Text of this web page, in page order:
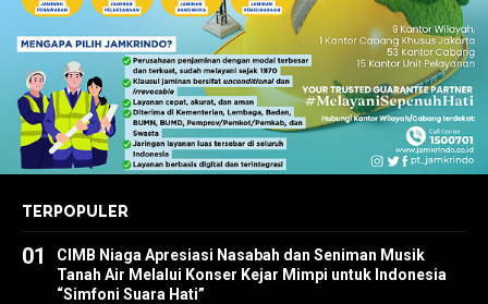
TERPOPULER
01
CIMB Niaga Apresiasi Nasabah dan Seniman Musik
Tanah Air Melalui Konser Kejar Mimpi untuk Indonesia
“Simfoni Suara Hati”